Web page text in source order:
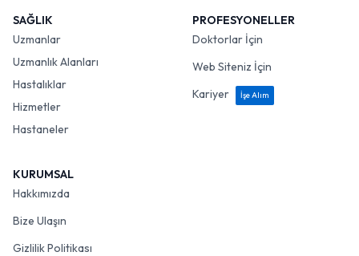
SAĞLIK
Uzmanlar
Uzmanlık Alanları
Hastalıklar
Hizmetler
Hastaneler
PROFESYONELLER
Doktorlar İçin
Web Siteniz İçin
Kariyer
İşe Alım
KURUMSAL
Hakkımızda
Bize Ulaşın
Gizlilik Politikası